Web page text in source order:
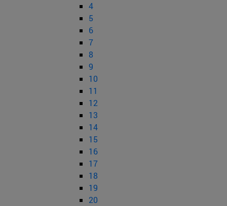
4
5
6
7
8
9
10
11
12
13
14
15
16
17
18
19
20